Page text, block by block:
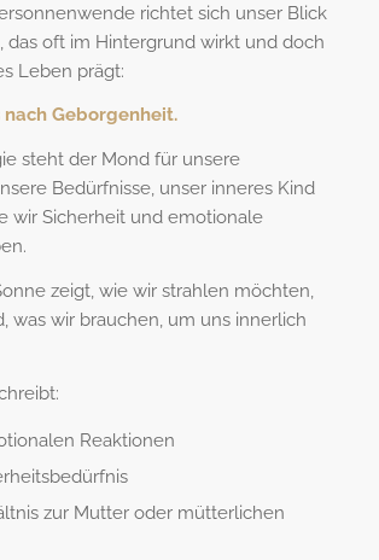
richtet sich unser Blick
das oft im Hintergrund wirkt und doch
Leben prägt:
Geborgenheit.
steht der Mond für unsere
Bedürfnisse, unser inneres Kind
wir Sicherheit und emotionale
zeigt, wie wir strahlen möchten,
was wir brauchen, um uns innerlich
Reaktionen
zur Mutter oder mütterlichen